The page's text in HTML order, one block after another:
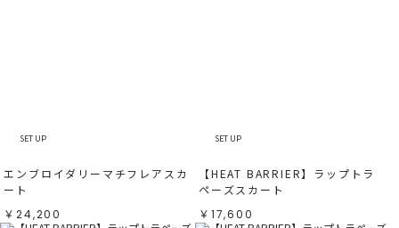
SET UP
エンブロイダリーマチフレアスカ
ート
￥24,200
SET UP
【HEAT BARRIER】ラップトラ
ペーズスカート
￥17,600